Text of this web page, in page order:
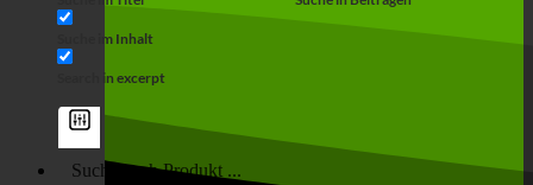
Suche im Inhalt
Search in excerpt